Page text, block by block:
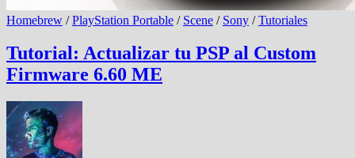
Homebrew /PlayStation Portable / Scene / Sony /Tutoriales
Tutorial: Actualizar tu PSP al Custom
Firmware 6.60 ME